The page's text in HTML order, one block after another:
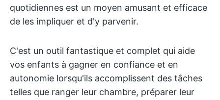
quotidiennes est un moyen amusant et efficace
de les impliquer et d'y parvenir.
C'est un outil fantastique et complet qui aide
vos enfants à gagner en confiance et en
autonomie lorsqu'ils accomplissent des tâches
telles que ranger leur chambre, préparer leur